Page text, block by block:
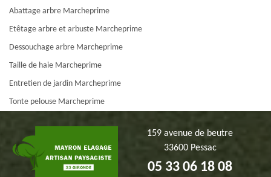
Abattage arbre Marcheprime
Etêtage arbre et arbuste Marcheprime
Dessouchage arbre Marcheprime
Taille de haie Marcheprime
Entretien de jardin Marcheprime
Tonte pelouse Marcheprime
159 avenue de beutre
33600 Pessac
05 33 06 18 08